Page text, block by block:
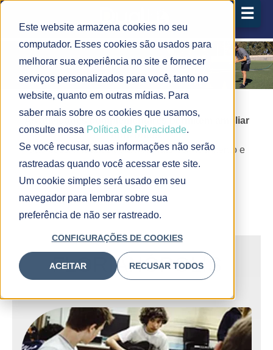
Este website armazena cookies no seu
computador. Esses cookies são usados ​​para
melhorar sua experiência no site e fornecer
serviços personalizados para você, tanto no
website, quanto em outras mídias. Para
saber mais sobre os cookies que usamos,
consulte nossa Política de Privacidade.
Se você recusar, suas informações não serão
rastreadas quando você acessar este site.
Um cookie simples será usado em seu
navegador para lembrar sobre sua
preferência de não ser rastreado.
CONFIGURAÇÕES DE COOKIES
ACEITAR RECUSAR TODOS
☰
As atividades complementares permitem ampliar
horizontes.
São possibilidades de aprofundar conhecimento e
desafiar os alunos.
FLORIANÓPOLIS